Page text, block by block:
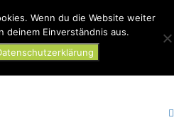
Toggle
Wenn du die Website weiter
deinem Einverständnis aus.